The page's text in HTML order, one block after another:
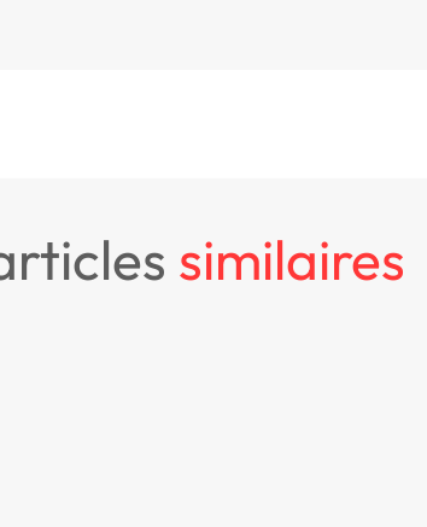
similaires